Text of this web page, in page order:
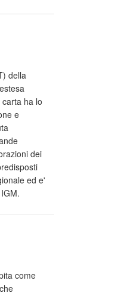
della
ha lo
e
dei
ed e'
come